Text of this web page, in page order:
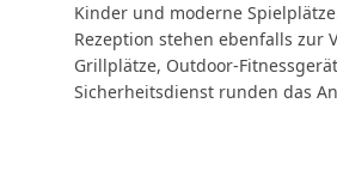
Kinder und moderne
Rezeption stehen ebenfalls zur
Grillplätze, Outdoor-
Sicherheitsdienst runden das